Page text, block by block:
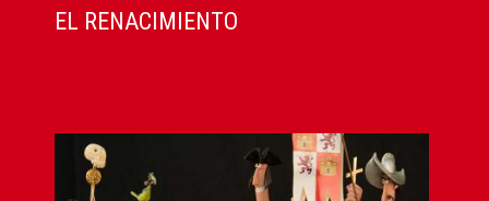
EL RENACIMIENTO